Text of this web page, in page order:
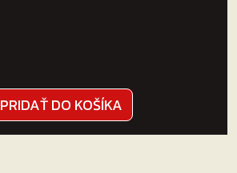
PRIDAŤ DO KOŠÍKA